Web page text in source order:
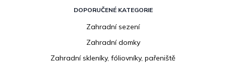
DOPORUČENÉ KATEGORIE
Zahradní sezení
Zahradní domky
Zahradní skleníky, fóliovníky, pařeniště